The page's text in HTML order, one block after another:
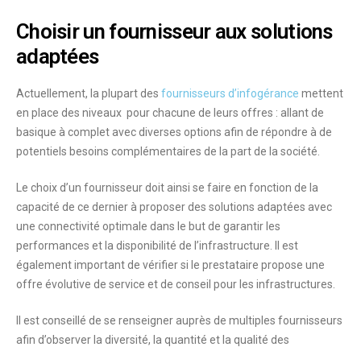
Choisir un fournisseur aux solutions
adaptées
Actuellement, la plupart des fournisseurs d’infogérance mettent
en place des niveaux pour chacune de leurs offres : allant de
basique à complet avec diverses options afin de répondre à de
potentiels besoins complémentaires de la part de la société.
Le choix d’un fournisseur doit ainsi se faire en fonction de la
capacité de ce dernier à proposer des solutions adaptées avec
une connectivité optimale dans le but de garantir les
performances et la disponibilité de l’infrastructure. Il est
également important de vérifier si le prestataire propose une
offre évolutive de service et de conseil pour les infrastructures.
Il est conseillé de se renseigner auprès de multiples fournisseurs
afin d’observer la diversité, la quantité et la qualité des